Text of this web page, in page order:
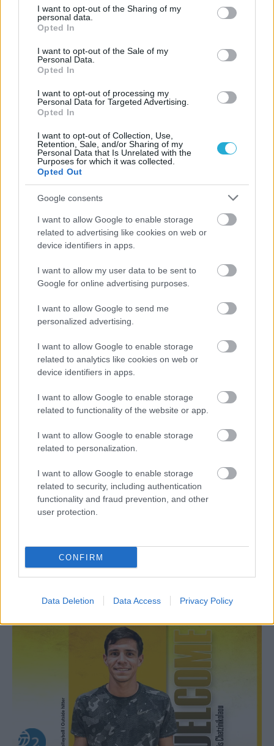
not limited to your visit or usage behaviour. You may click to
grant or deny consent to Google and its third-party tags to
use your data for below specified purposes in below Google
consent section.
I want to opt-out of the Sharing of my
personal data.
Opted In
I want to opt-out of the Sale of my
Personal Data.
Opted In
I want to opt-out of processing my
Personal Data for Targeted Advertising.
Opted In
I want to opt-out of Collection, Use,
Retention, Sale, and/or Sharing of my
Personal Data that Is Unrelated with the
Purposes for which it was collected.
Opted Out
Google consents
I want to allow Google to enable storage
related to advertising like cookies on web or
device identifiers in apps.
I want to allow my user data to be sent to
Google for online advertising purposes.
I want to allow Google to send me
personalized advertising.
I want to allow Google to enable storage
related to analytics like cookies on web or
device identifiers in apps.
I want to allow Google to enable storage
related to functionality of the website or app.
I want to allow Google to enable storage
related to personalization.
I want to allow Google to enable storage
related to security, including authentication
functionality and fraud prevention, and other
user protection.
CONFIRM
Data Deletion Data Access Privacy Policy
οι σημαντικότερες νίκες του
Α.Ο. Θήρας
Aκολουθήστε μας